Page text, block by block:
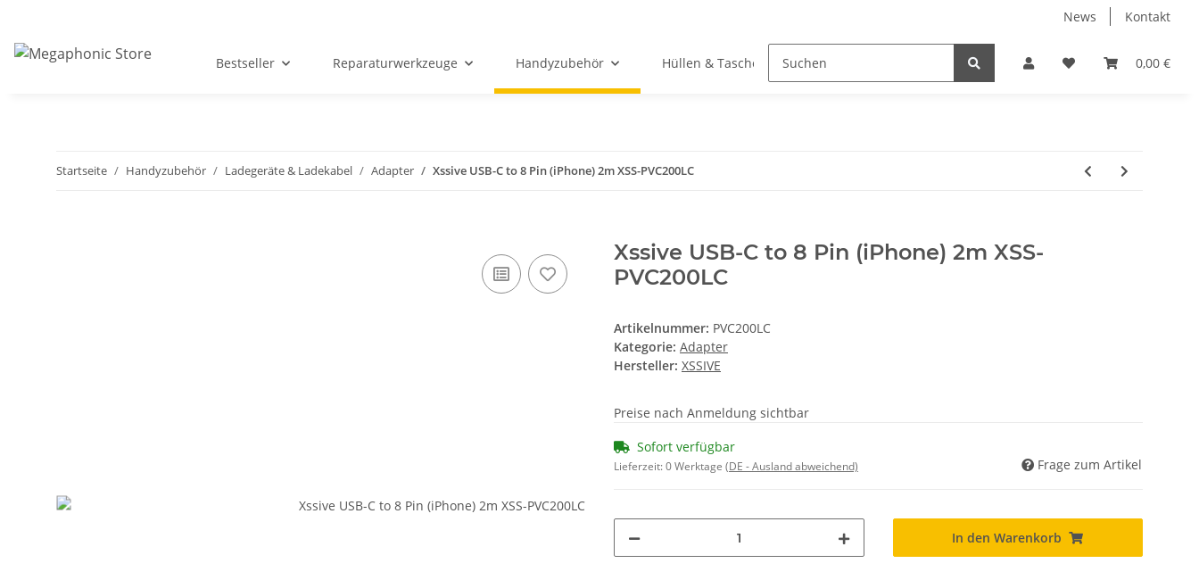
News Kontakt
0,00 €
Bestseller Reparaturwerkzeuge Handyzubehör Hüllen & Taschen Displayschutzfolien Elektronische Geräte
Startseite Handyzubehör Ladegeräte & Ladekabel Adapter Xssive USB-C to 8 Pin (iPhone) 2m XSS-PVC200LC
Xssive USB-C to 8 Pin (iPhone) 2m XSS-
PVC200LC
Artikelnummer: PVC200LC
Kategorie: Adapter
Hersteller: XSSIVE
Preise nach Anmeldung sichtbar
Sofort verfügbar
Lieferzeit:0 Werktage (DE - Ausland abweichend) Frage zum Artikel
In den Warenkorb